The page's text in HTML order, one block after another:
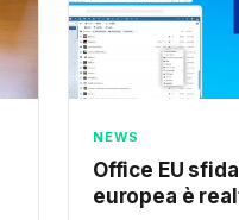
NEWS
Office EU
europea è